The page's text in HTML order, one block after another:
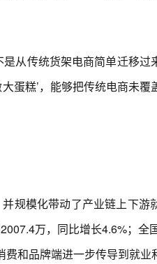
从传统货架电商简单迁移过
蛋糕’，能够把传统电商未
模化带动了产业链上下游
万，同比增长4.6%；全
和品牌端进一步传导到就业